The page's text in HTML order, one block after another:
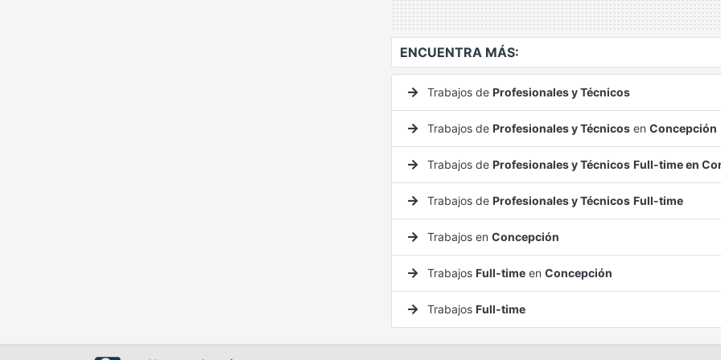
ENCUENTRA MÁS:
Trabajos de Profesionales y Técnicos
Trabajos de Profesionales y Técnicos en Concepción
Trabajos de Profesionales y Técnicos Full-time en
Trabajos de Profesionales y Técnicos Full-time
Trabajos en Concepción
Trabajos Full-time en Concepción
Trabajos Full-time